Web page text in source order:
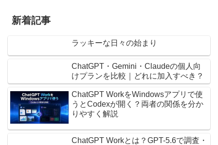
新着記事
ラッキーな日々の始まり
ChatGPT・Gemini・Claudeの個人向
けプランを比較｜どれに加入すべき？
ChatGPT WorkをWindowsアプリで使
うとCodexが開く？両者の関係を分か
りやすく解説
ChatGPT Workとは？GPT-5.6で調査・